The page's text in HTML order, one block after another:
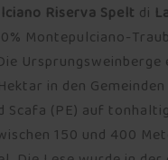
Riserva Spelt di
Montepulciano-
Ursprungsweinberge
in den
Scafa (PE) auf
150 und 400